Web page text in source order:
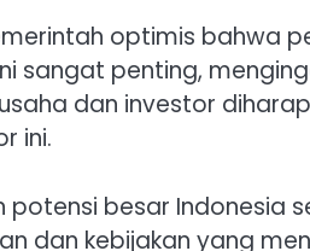
optimis bahwa
sangat penting,
dan investor
ini.
potensi besar Indonesia
dan kebijakan yang